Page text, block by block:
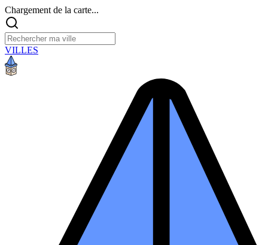
Chargement de la carte...
VILLES